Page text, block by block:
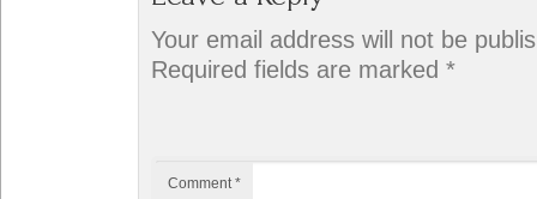
Your email address will not be
Required fields are marked *
Comment*